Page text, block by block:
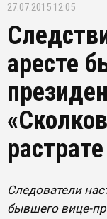
27.07.2015 12:05
аресте
растрате
Следователи
бывшего вице-